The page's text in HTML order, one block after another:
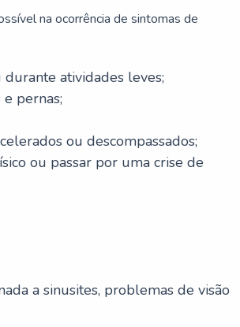
na ocorrência de sintomas de
atividades leves;
pernas;
ou descompassados;
ou passar por uma crise de
a sinusites, problemas de visão